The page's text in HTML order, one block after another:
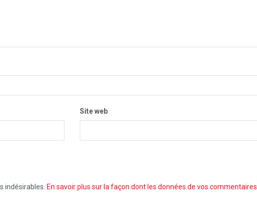
Site web
indésirables. En savoir plus sur la façon dont les données de vos commentaires